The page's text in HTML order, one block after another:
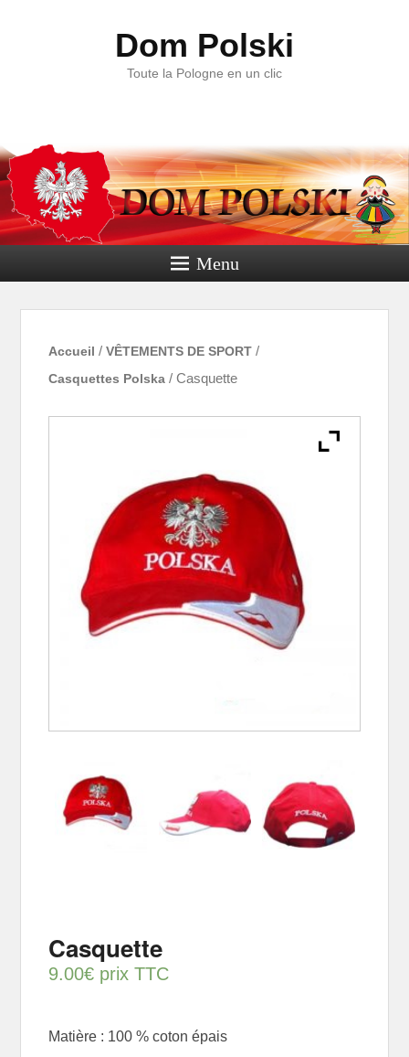
Dom Polski
Toute la Pologne en un clic
Menu
Accueil /VÊTEMENTS DE SPORT /
Casquettes Polska / Casquette
Casquette
9.00€ prix TTC
Matière : 100 % coton épais